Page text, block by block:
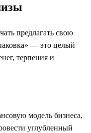
предлагать свою
— это целый
терпения и
модель бизнеса,
углубленный